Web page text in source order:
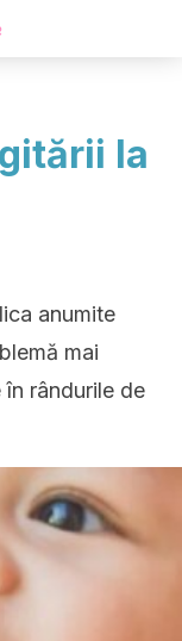
la
anumite
mai
rândurile de